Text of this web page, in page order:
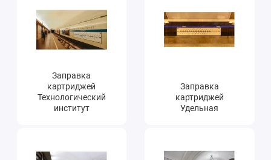
Заправка
картриджей
Технологический
институт
Заправка
картриджей
Удельная